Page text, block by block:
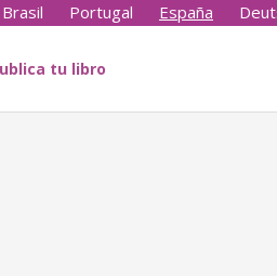
Brasil Portugal España
tu libro